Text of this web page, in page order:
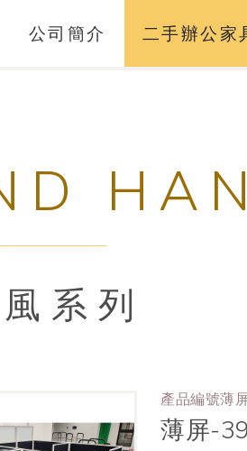
公司簡介 二手辦公家
系列
產品編號薄
薄屏-39